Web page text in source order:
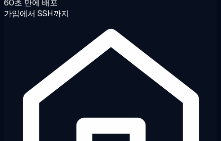
60초 만에 배포
가입에서 SSH까지